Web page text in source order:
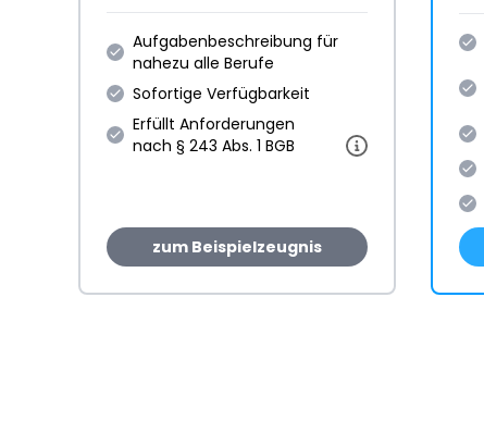
Aufgabenbeschreibung für
nahezu alle Berufe
Sofortige Verfügbarkeit
Erfüllt Anforderungen
nach § 243 Abs. 1 BGB
zum Beispielzeugnis